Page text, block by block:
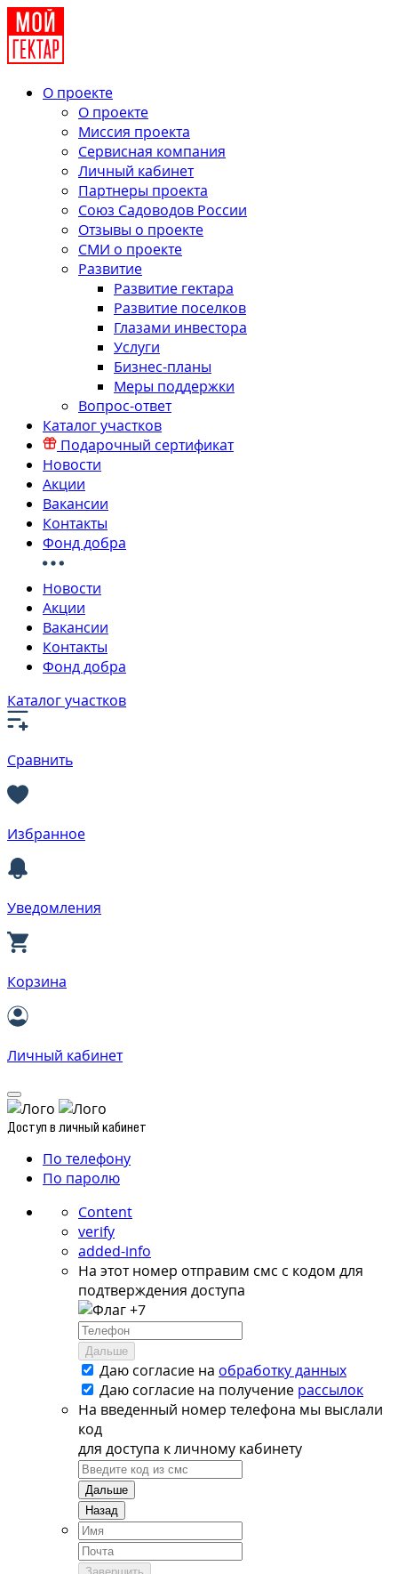
О проекте
О проекте
Миссия проекта
Сервисная компания
Личный кабинет
Партнеры проекта
Союз Садоводов России
Отзывы о проекте
СМИ о проекте
Развитие
Развитие гектара
Развитие поселков
Глазами инвестора
Услуги
Бизнес-планы
Меры поддержки
Вопрос-ответ
Каталог участков
Подарочный сертификат
Новости
Акции
Вакансии
Контакты
Фонд добра
Новости
Акции
Вакансии
Контакты
Фонд добра
Каталог участков
Сравнить
Избранное
Уведомления
Корзина
Личный кабинет
Доступ в личный кабинет
По телефону
По паролю
Content
verify
added-info
На этот номер отправим смс с кодом для
подтверждения доступа
+7
Дальше
Даю согласие на обработку данных
Даю согласие на получение рассылок
На введенный номер телефона мы выслали
код
для доступа к личному кабинету
Дальше
Назад